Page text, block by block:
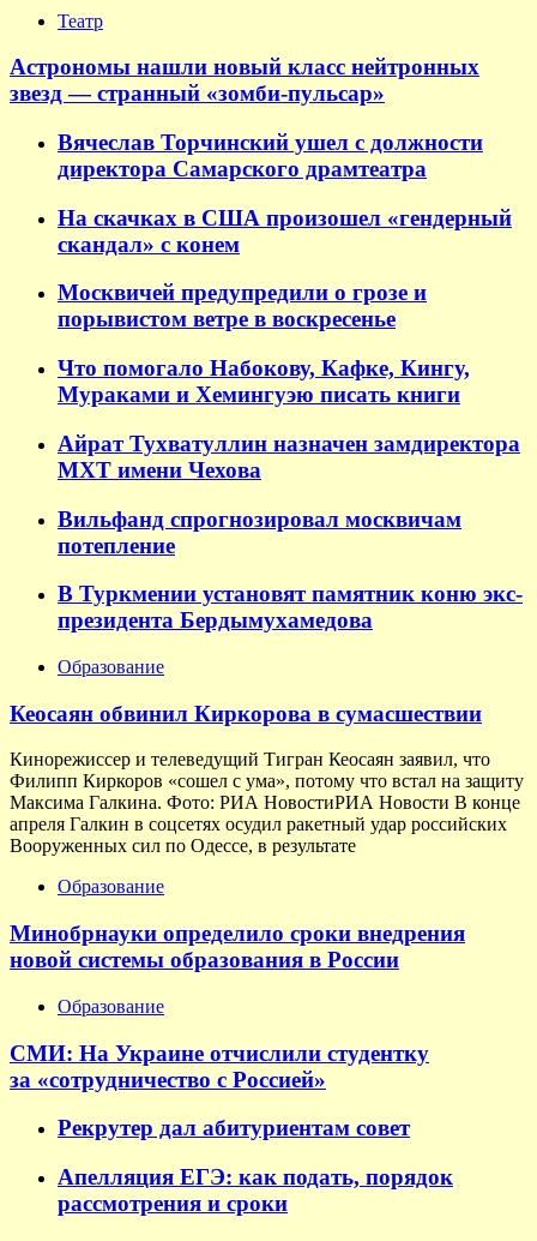
Театр
Астрономы нашли новый класс нейтронных
звезд — странный «зомби-пульсар»
Вячеслав Торчинский ушел с должности
директора Самарского драмтеатра
На скачках в США произошел «гендерный
скандал» с конем
Москвичей предупредили о грозе и
порывистом ветре в воскресенье
Что помогало Набокову, Кафке, Кингу,
Мураками и Хемингуэю писать книги
Айрат Тухватуллин назначен замдиректора
МХТ имени Чехова
Вильфанд спрогнозировал москвичам
потепление
В Туркмении установят памятник коню экс-
президента Бердымухамедова
Образование
Кеосаян обвинил Киркорова в сумасшествии
Кинорежиссер и телеведущий Тигран Кеосаян заявил, что
Филипп Киркоров «сошел с ума», потому что встал на защиту
Максима Галкина. Фото: РИА НовостиРИА Новости В конце
апреля Галкин в соцсетях осудил ракетный удар российских
Вооруженных сил по Одессе, в результате
Образование
Минобрнауки определило сроки внедрения
новой системы образования в России
Образование
СМИ: На Украине отчислили студентку
за «сотрудничество с Россией»
Рекрутер дал абитуриентам совет
Апелляция ЕГЭ: как подать, порядок
рассмотрения и сроки